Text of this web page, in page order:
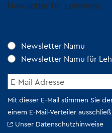
Newsletter für Lehrende.